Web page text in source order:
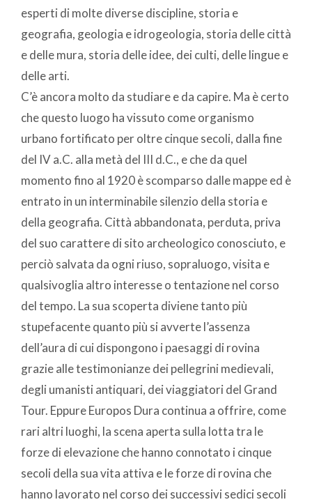
esperti di molte diverse discipline, storia e
geografia, geologia e idrogeologia, storia delle città
e delle mura, storia delle idee, dei culti, delle lingue e
delle arti.
C’è ancora molto da studiare e da capire. Ma è certo
che questo luogo ha vissuto come organismo
urbano fortificato per oltre cinque secoli, dalla fine
del IV a.C. alla metà del III d.C., e che da quel
momento fino al 1920 è scomparso dalle mappe ed è
entrato in un interminabile silenzio della storia e
della geografia. Città abbandonata, perduta, priva
del suo carattere di sito archeologico conosciuto, e
perciò salvata da ogni riuso, sopraluogo, visita e
qualsivoglia altro interesse o tentazione nel corso
del tempo. La sua scoperta diviene tanto più
stupefacente quanto più si avverte l’assenza
dell’aura di cui dispongono i paesaggi di rovina
grazie alle testimonianze dei pellegrini medievali,
degli umanisti antiquari, dei viaggiatori del Grand
Tour. Eppure Europos Dura continua a offrire, come
rari altri luoghi, la scena aperta sulla lotta tra le
forze di elevazione che hanno connotato i cinque
secoli della sua vita attiva e le forze di rovina che
hanno lavorato nel corso dei successivi sedici secoli